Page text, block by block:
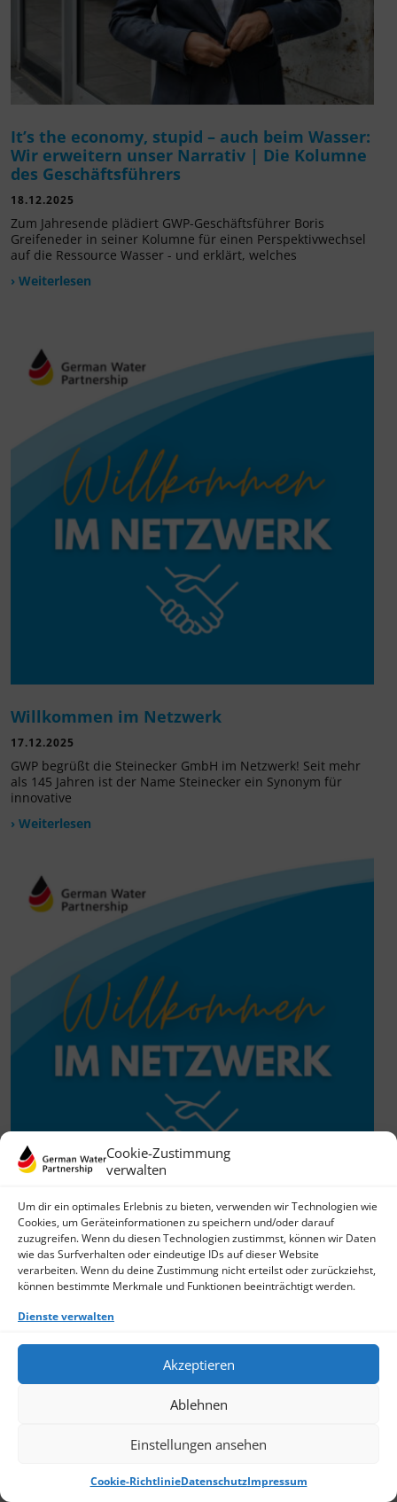
Cookie-Zustimmung
verwalten
Um dir ein optimales Erlebnis zu bieten, verwenden wir Technologien wie
Cookies, um Geräteinformationen zu speichern und/oder darauf
zuzugreifen. Wenn du diesen Technologien zustimmst, können wir Daten
wie das Surfverhalten oder eindeutige IDs auf dieser Website
verarbeiten. Wenn du deine Zustimmung nicht erteilst oder zurückziehst,
können bestimmte Merkmale und Funktionen beeinträchtigt werden.
Dienste verwalten
Akzeptieren
Ablehnen
Einstellungen ansehen
Cookie-RichtlinieDatenschutzImpressum
It’s the economy, stupid – auch beim Wasser:
Wir erweitern unser Narrativ | Die Kolumne
des Geschäftsführers
18.12.2025
Zum Jahresende plädiert GWP-Geschäftsführer Boris
Greifeneder in seiner Kolumne für einen Perspektivwechsel
auf die Ressource Wasser - und erklärt, welches
› Weiterlesen
Willkommen im Netzwerk
17.12.2025
GWP begrüßt die Steinecker GmbH im Netzwerk! Seit mehr
als 145 Jahren ist der Name Steinecker ein Synonym für
innovative
› Weiterlesen
Willkommen im Netzwerk
26.11.2025
GWP freut sich über Neuzuwachs: Die SKion Water GmbH
Lösungsanbieter sowie Anlagenbauer im Bereich
› Weiterlesen